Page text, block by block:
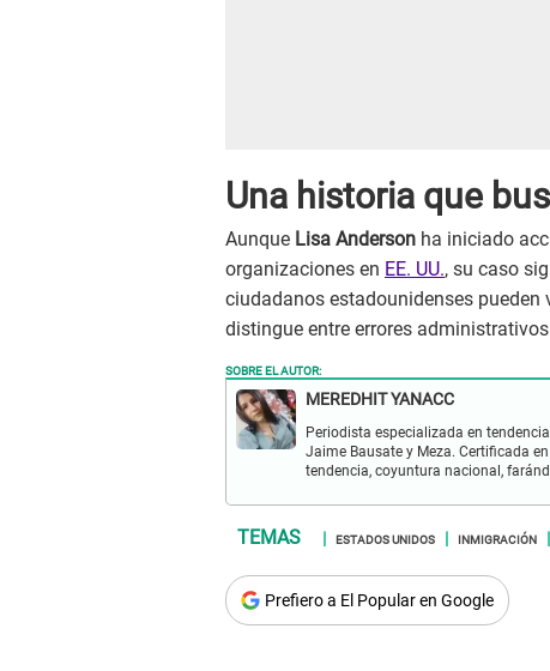
Una historia que
Aunque Lisa Anderson ha iniciado
organizaciones en EE. UU., su caso
ciudadanos estadounidenses pueden
distingue entre errores
SOBRE EL AUTOR:
MEREDHIT YANACC
Periodista especializada en
Jaime Bausate y Meza. Certificada
tendencia, coyuntura nacional,
ESTADOS UNIDOS INMIGRACIÓN
Prefiero a El Popular en Google